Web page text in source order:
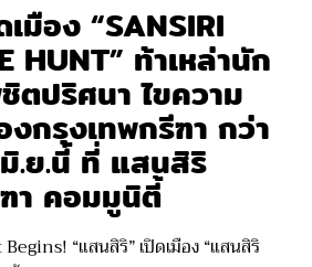
มือง “SANSIRI
HUNT” ท้าเหล่านัก
ตปริศนา ไขความ
กรุงเทพกรีฑา กว่า
.ย.นี้ ที่ แสนสิริ
า คอมมูนิตี้
“แสนสิริ” เปิดเมือง “แสนสิริ